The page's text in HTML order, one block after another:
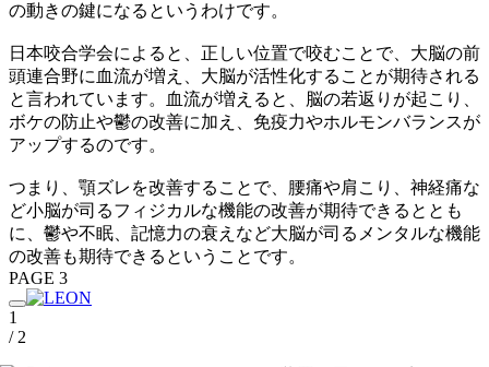
の動きの鍵になるというわけです。
日本咬合学会によると、正しい位置で咬むことで、大脳の前
頭連合野に血流が増え、大脳が活性化することが期待される
と言われています。血流が増えると、脳の若返りが起こり、
ボケの防止や鬱の改善に加え、免疫力やホルモンバランスが
アップするのです。
つまり、顎ズレを改善することで、腰痛や肩こり、神経痛な
ど小脳が司るフィジカルな機能の改善が期待できるととも
に、鬱や不眠、記憶力の衰えなど大脳が司るメンタルな機能
の改善も期待できるということです。
PAGE 3
1
/ 2